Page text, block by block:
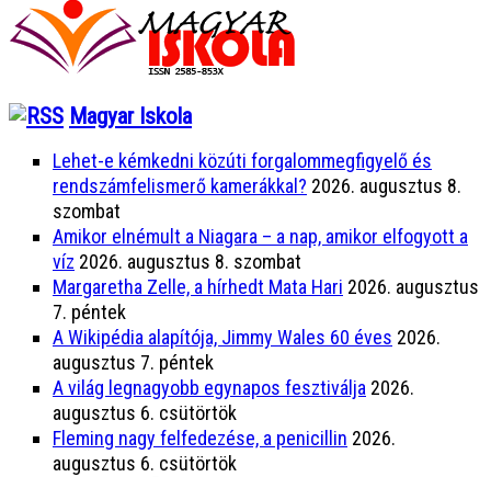
Magyar Iskola
Lehet-e kémkedni közúti forgalommegfigyelő és
rendszámfelismerő kamerákkal? 2026. augusztus 8.
szombat
Amikor elnémult a Niagara – a nap, amikor elfogyott a
víz 2026. augusztus 8. szombat
Margaretha Zelle, a hírhedt Mata Hari 2026. augusztus
7. péntek
A Wikipédia alapítója, Jimmy Wales 60 éves 2026.
augusztus 7. péntek
A világ legnagyobb egynapos fesztiválja 2026.
augusztus 6. csütörtök
Fleming nagy felfedezése, a penicillin 2026.
augusztus 6. csütörtök